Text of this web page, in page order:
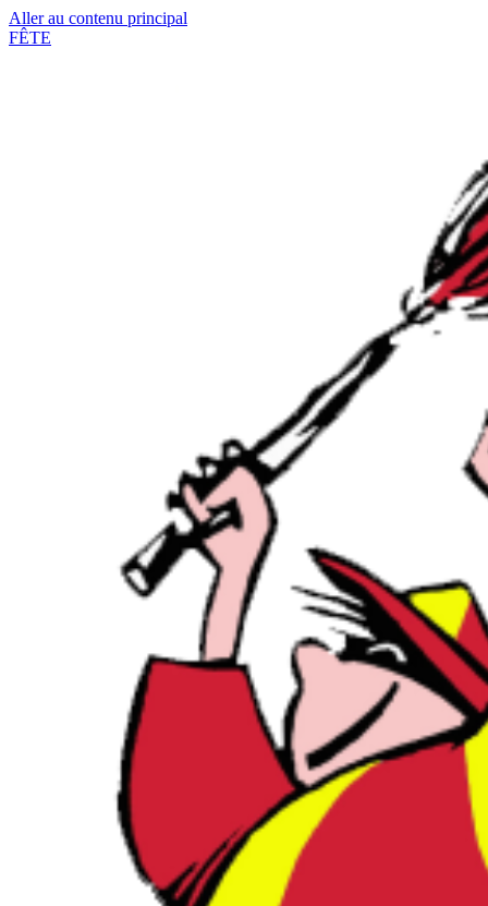
Aller au contenu principal
FÊTE